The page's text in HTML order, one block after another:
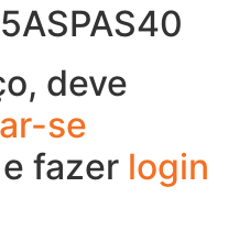
deve
se
e fazer login